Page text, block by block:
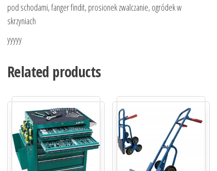
pod schodami, fanger findit, prosionek zwalczanie, ogródek w
skrzyniach
yyyyy
Related products